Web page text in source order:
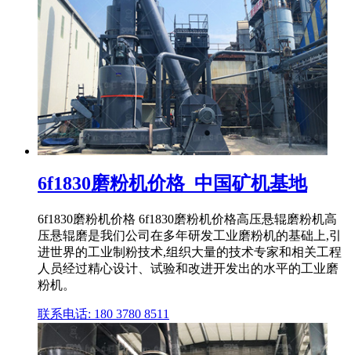
6f1830磨粉机价格_中国矿机基地
6f1830磨粉机价格 6f1830磨粉机价格高压悬辊磨粉机高
压悬辊磨是我们公司在多年研发工业磨粉机的基础上,引
进世界的工业制粉技术,组织大量的技术专家和相关工程
人员经过精心设计、试验和改进开发出的水平的工业磨
粉机。
联系电话: 180 3780 8511